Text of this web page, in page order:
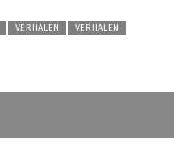
VERHALEN VERHALEN